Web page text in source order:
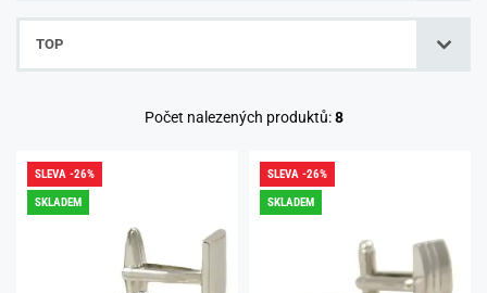
TOP
Počet nalezených produktů:8
SLEVA -26%
SKLADEM
SLEVA -26%
SKLADEM